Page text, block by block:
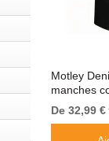
Motley
manches
De 32,99 €